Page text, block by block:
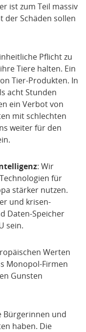
ist zum Teil massiv
der Schäden sollen
Pflicht zu
Tiere halten. Ein
Tier-Produkten. In
acht Stunden
ein Verbot von
mit schlechten
weiter für den
: Wir
für
stärker nutzen.
und krisen-
Daten-Speicher
sein.
Werten
Monopol-Firmen
Gunsten
Bürgerinnen und
haben. Die